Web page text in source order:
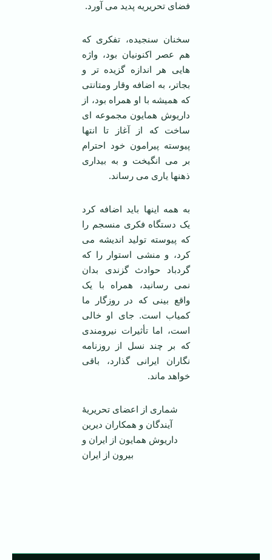
فضای تحریریه پدید می آورد.
سخنان سنجیده، تفکری که
هم عصر اکنونیان بود، واژه
هایی هر اندازه گزیده تر و
بجاتر، به اضافه وقار ومتانتی
که همیشه با او همراه بود، از
داریوش همایون مجموعه ای
ساخت که از آغاز تا انتها
پیوسته پیرامون خود احترام
بر می انگیخت و به بیداری
ذهنها یاری می رساند.
به همه اینها باید اضافه کرد
یک دستگاه فکری منسجم را
که پیوسته تولید اندیشه می
کرد، و منشی استوار را که
گردباد حوادث گزندی بدان
نمی رسانید، همراه با یک
واقع بینی که در روزگار ما
کمیاب است. جای او خالی
است، اما تأثیرات نیرومندی
که بر چند نسل از روزنامه
نگاران ایرانی گذارد، باقی
خواهد ماند.
شماری از اعضای تحریریۀ
آیندگان و همکاران دیرین
داریوش همایون از ایران و
بیرون از ایران